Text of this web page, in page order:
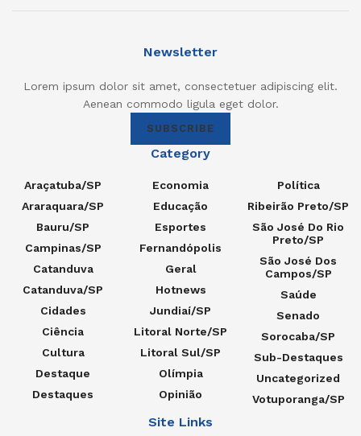
Newsletter
Lorem ipsum dolor sit amet, consectetuer adipiscing elit.
Aenean commodo ligula eget dolor.
SUBSCRIBE
Category
Araçatuba/SP
Araraquara/SP
Bauru/SP
Campinas/SP
Catanduva
Catanduva/SP
Cidades
Ciência
Cultura
Destaque
Destaques
Economia
Educação
Esportes
Fernandópolis
Geral
Hotnews
Jundiaí/SP
Litoral Norte/SP
Litoral Sul/SP
Olímpia
Opinião
Política
Ribeirão Preto/SP
São José Do Rio
Preto/SP
São José Dos
Campos/SP
Saúde
Senado
Sorocaba/SP
Sub-Destaques
Uncategorized
Votuporanga/SP
Site Links